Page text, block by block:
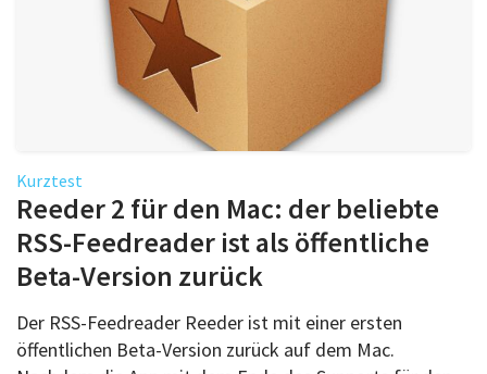
Kurztest
Reeder 2 für den Mac: der beliebte
RSS-Feedreader ist als öffentliche
Beta-Version zurück
Der RSS-Feedreader Reeder ist mit einer ersten
öffentlichen Beta-Version zurück auf dem Mac.